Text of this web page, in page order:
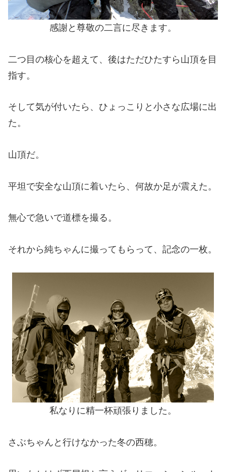
感謝と尊敬の二言に尽きます。
二つ目の核心を超えて、後はただひたすら山頂を目
指す。
そして気が付いたら、ひょっこりと小さな広場に出
た。
山頂だ。
平坦で安全な山頂に着いたら、何故か足が震えた。
無心で急いで道標を撮る。
それから純ちゃんに撮ってもらって、記念の一枚。
私なりに精一杯頑張りました。
さぶちゃんと行けなかった冬の西穂。